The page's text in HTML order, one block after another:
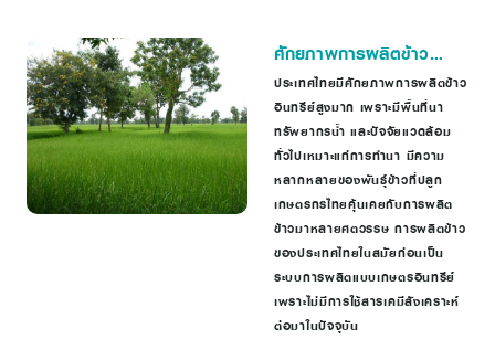
ศักยภาพการผลิตข้าว
อินทรีย์ในประเทศไทย
ประเทศไทยมีศักยภาพการผลิตข้าว
อินทรีย์สูงมาก เพราะมีพื้นที่นา
ทรัพยากรน้ำ และปัจจัยแวดล้อม
ทั่วไปเหมาะแก่การทำนา มีความ
หลากหลายของพันธุ์ข้าวที่ปลูก
เกษตรกรไทยคุ้นเคยกับการผลิต
ข้าวมาหลายศตวรรษ การผลิตข้าว
ของประเทศไทยในสมัยก่อนเป็น
ระบบการผลิตแบบเกษตรอินทรีย์
เพราะไม่มีการใช้สารเคมีสังเคราะห์
ต่อมาในปัจจุบัน